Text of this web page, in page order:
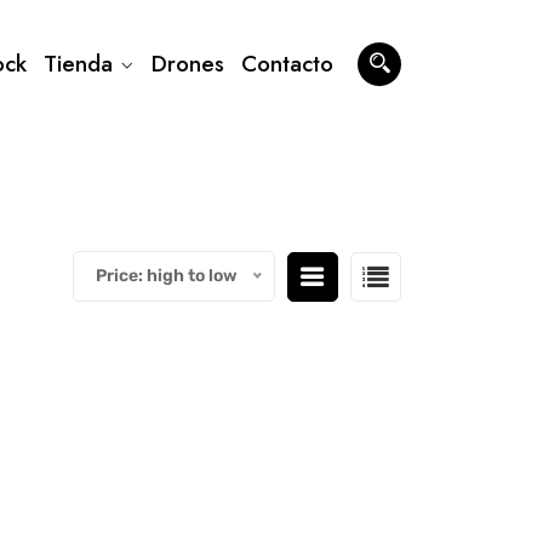
Tienda Drones Contacto
Price: high to low